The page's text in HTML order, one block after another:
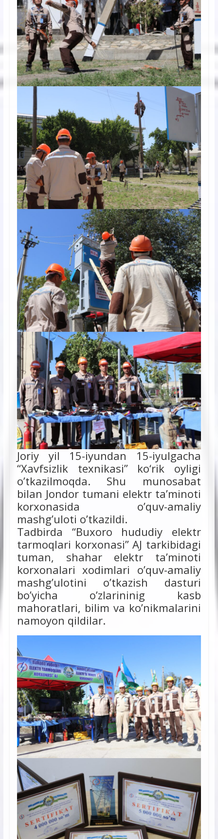
Joriy yil 15-iyundan 15-iyulgacha
“Xavfsizlik texnikasi” ko‘rik oyligi
o’tkazilmoqda. Shu munosabat
bilan Jondor tumani elektr ta’minoti
korxonasida o’quv-amaliy
mashg’uloti o’tkazildi.
Tadbirda “Buxoro hududiy elektr
tarmoqlari korxonasi” AJ tarkibidagi
tuman, shahar elektr ta’minoti
korxonalari xodimlari o’quv-amaliy
mashg’ulotini o’tkazish dasturi
bo’yicha o’zlarininig kasb
mahoratlari, bilim va ko’nikmalarini
namoyon qildilar.